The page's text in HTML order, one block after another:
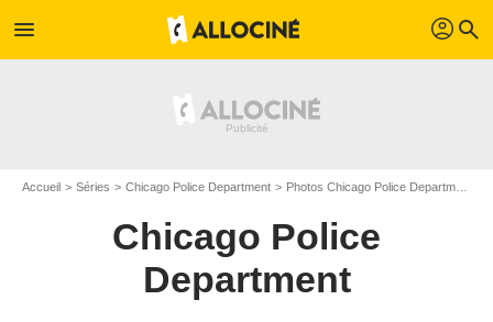
menu profil search
Accueil Séries Chicago Police Department Photos Chicago Police Department
Chicago Police
Department